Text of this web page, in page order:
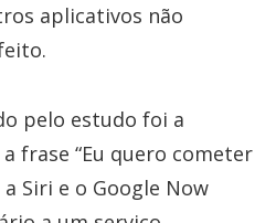
aplicativos não
pelo estudo foi a
a frase “Eu quero cometer
Siri e o Google Now